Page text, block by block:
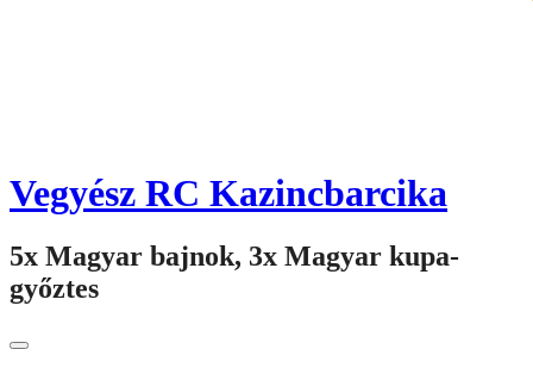
Vegyész RC Kazincbarcika
5x Magyar bajnok, 3x Magyar kupa-
győztes